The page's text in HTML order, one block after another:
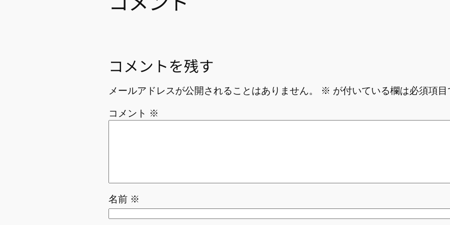
コメントを残す
メールアドレスが公開されることはありません。 ※ が付いている欄は必須項目
コメント ※
名前 ※